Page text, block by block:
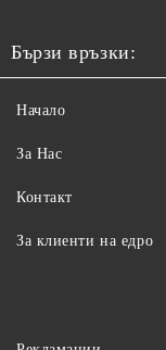
Бързи връзки:
Начало
За Нас
Контакт
За клиенти на едро